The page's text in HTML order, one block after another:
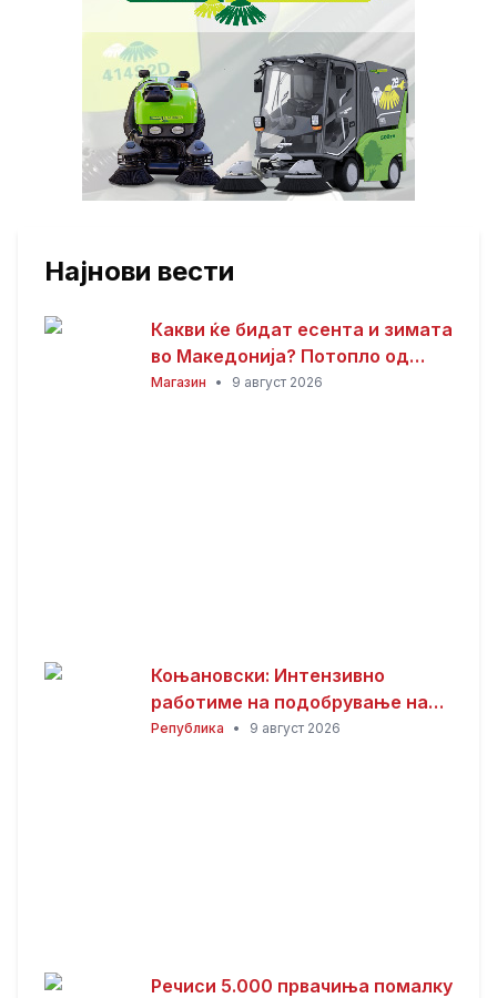
Најнови вести
Какви ќе бидат есента и зимата
во Македонија? Потопло од
просекот, но со можни
Магазин • 9 август 2026
Коњановски: Интензивно
работиме на подобрување на
инфраструктурата во Битола
Република • 9 август 2026
Речиси 5.000 првачиња помалку